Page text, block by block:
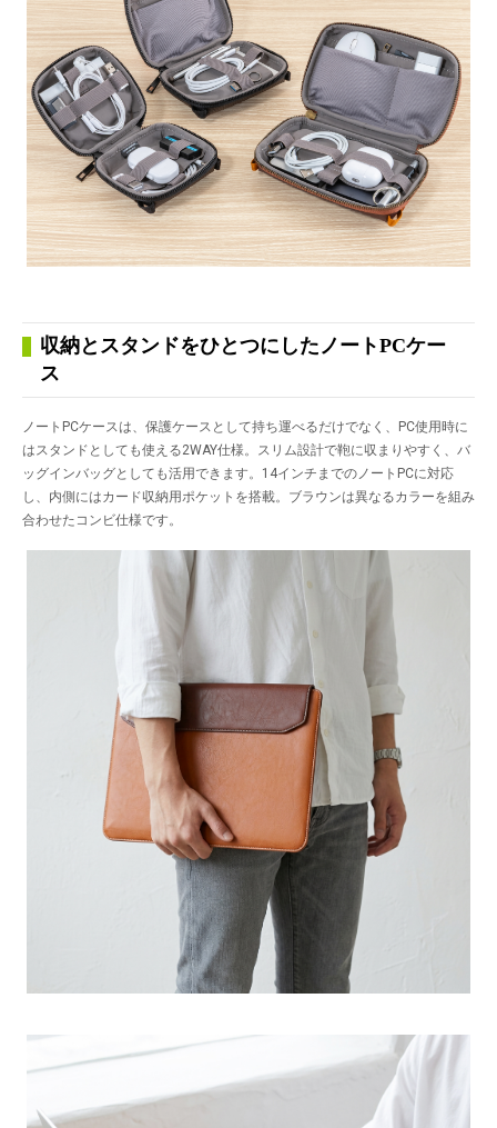
収納とスタンドをひとつにしたノートPCケー
ス
ノートPCケースは、保護ケースとして持ち運べるだけでなく、PC使用時に
はスタンドとしても使える2WAY仕様。スリム設計で鞄に収まりやすく、バ
ッグインバッグとしても活用できます。14インチまでのノートPCに対応
し、内側にはカード収納用ポケットを搭載。ブラウンは異なるカラーを組み
合わせたコンビ仕様です。